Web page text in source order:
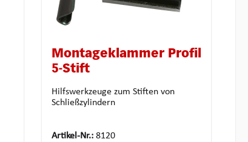
Montageklammer Profil
5-Stift
Hilfswerkzeuge zum Stiften von
Schließzylindern
Artikel-Nr.: 8120